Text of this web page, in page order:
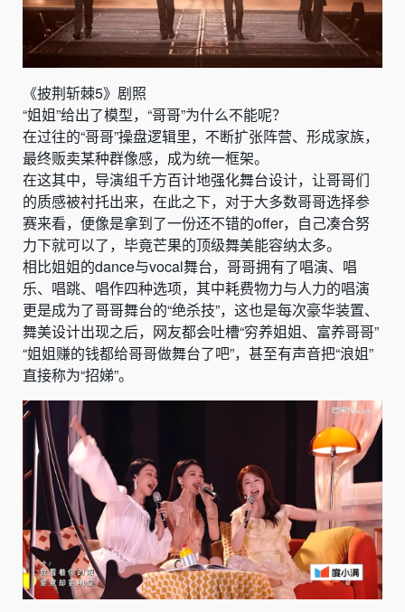
《披荆斩棘5》剧照
“姐姐”给出了模型，“哥哥”为什么不能呢？
在过往的“哥哥”操盘逻辑里，不断扩张阵营、形成家族，
最终贩卖某种群像感，成为统一框架。
在这其中，导演组千方百计地强化舞台设计，让哥哥们
的质感被衬托出来，在此之下，对于大多数哥哥选择参
赛来看，便像是拿到了一份还不错的offer，自己凑合努
力下就可以了，毕竟芒果的顶级舞美能容纳太多。
相比姐姐的dance与vocal舞台，哥哥拥有了唱演、唱
乐、唱跳、唱作四种选项，其中耗费物力与人力的唱演
更是成为了哥哥舞台的“绝杀技”，这也是每次豪华装置、
舞美设计出现之后，网友都会吐槽“穷养姐姐、富养哥哥”
“姐姐赚的钱都给哥哥做舞台了吧”，甚至有声音把“浪姐”
直接称为“招娣”。